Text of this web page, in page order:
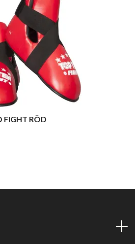
FIGHT RÖD